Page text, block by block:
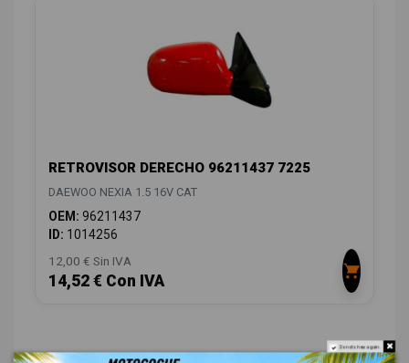
RETROVISOR DERECHO 96211437 7225
DAEWOO NEXIA 1.5 16V CAT
OEM: 96211437
ID: 1014256
12,00 € Sin IVA
14,52 € Con IVA
Do not show again.